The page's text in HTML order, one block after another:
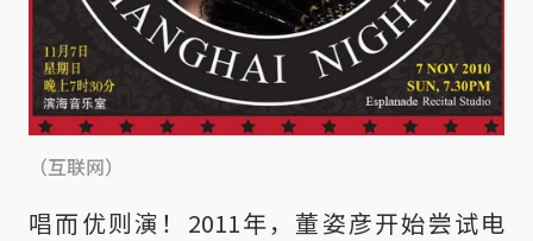
（互联网）
唱而优则演！2011年，董姿彦开始尝试电